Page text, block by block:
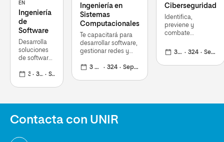
EN
Ingeniería
de
Software
Desarrolla
soluciones
de software
escalables
actuales.
3 años 324 Septiembre 2026
Ingeniería en
Sistemas
Computacionales
Te capacitará para
desarrollar software,
gestionar redes y
tecnológicas
3 años 324 Septiembre 2026
Ciberseguridad
Identifica,
previene y
combate
sistemas y redes
3 años 324 Septiembre 2026
Contacta con UNIR